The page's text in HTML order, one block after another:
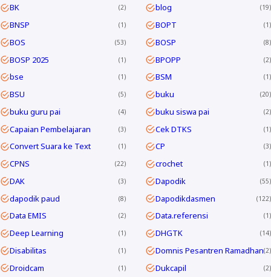
BK 2 blog 19
BNSP 1 BOPT 1
BOS 53 BOSP 8
BOSP 2025 1 BPOPP 2
bse 1 BSM 1
BSU 5 buku 20
buku guru pai 4 buku siswa pai 2
Capaian Pembelajaran 3 Cek DTKS 1
Convert Suara ke Text 1 CP 3
CPNS 22 crochet 1
DAK 3 Dapodik 55
dapodik paud 8 Dapodikdasmen 122
Data EMIS 2 Data.referensi 1
Deep Learning 1 DHGTK 14
Disabilitas 1 Domnis Pesantren Ramadhan 2
Droidcam 1 Dukcapil 2